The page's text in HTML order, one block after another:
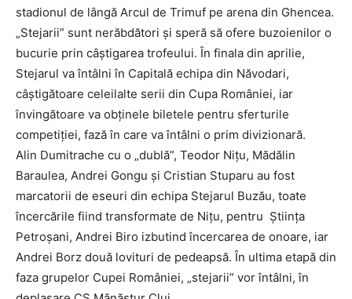
stadionul de lângă Arcul de Trimuf pe arena din Ghencea.
„Stejarii” sunt nerăbdători şi speră să ofere buzoienilor o
bucurie prin câştigarea trofeului. În finala din aprilie,
Stejarul va întâlni în Capitală echipa din Năvodari,
câştigătoare celeilalte serii din Cupa României, iar
învingătoare va obţinele biletele pentru sferturile
competiţiei, fază în care va întâlni o prim divizionară.
Alin Dumitrache cu o „dublă”, Teodor Niţu, Mădălin
Baraulea, Andrei Gongu şi Cristian Stuparu au fost
marcatorii de eseuri din echipa Stejarul Buzău, toate
încercările fiind transformate de Niţu, pentru Ştiinţa
Petroşani, Andrei Biro izbutind încercarea de onoare, iar
Andrei Borz două lovituri de pedeapsă. În ultima etapă din
faza grupelor Cupei României, „stejarii” vor întâlni, în